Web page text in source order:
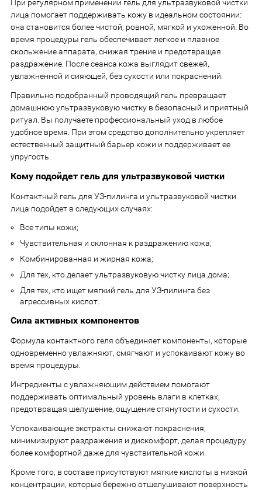
При регулярном применении гель для ультразвуковой чистки
лица помогает поддерживать кожу в идеальном состоянии:
она становится более чистой, ровной, мягкой и ухоженной. Во
время процедуры гель обеспечивает легкое и плавное
скольжение аппарата, снижая трение и предотвращая
раздражение. После сеанса кожа выглядит свежей,
увлажненной и сияющей, без сухости или покраснений.
Правильно подобранный проводящий гель превращает
домашнюю ультразвуковую чистку в безопасный и приятный
ритуал. Вы получаете профессиональный уход в любое
удобное время. При этом средство дополнительно укрепляет
естественный защитный барьер кожи и поддерживает ее
упругость.
Кому подойдет гель для ультразвуковой чистки
Контактный гель для УЗ-пилинга и ультразвуковой чистки
лица подойдет в следующих случаях:
Все типы кожи;
Чувствительная и склонная к раздражению кожа;
Комбинированная и жирная кожа;
Для тех, кто делает ультразвуковую чистку лица дома;
Для тех, кто ищет мягкий гель для УЗ-пилинга без
агрессивных кислот.
Сила активных компонентов
Формула контактного геля объединяет компоненты, которые
одновременно увлажняют, смягчают и успокаивают кожу во
время процедуры.
Ингредиенты с увлажняющим действием помогают
поддерживать оптимальный уровень влаги в клетках,
предотвращая шелушение, ощущение стянутости и сухости.
Успокаивающие экстракты снижают покраснения,
минимизируют раздражения и дискомфорт, делая процедуру
более комфортной даже для чувствительной кожи.
Кроме того, в составе присутствуют мягкие кислоты в низкой
концентрации, которые бережно отшелушивают поверхность